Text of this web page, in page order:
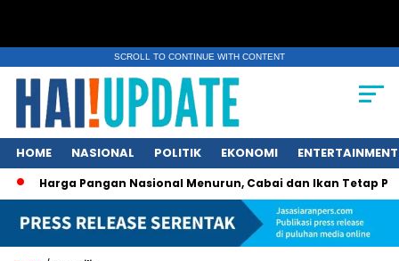
SCROLL TO CONTINUE WITH CONTENT
HOME NASIONAL POLITIK EKONOMI ENTERTAINMENT
Pangan Nasional Menurun, Cabai dan Ikan Tetap Picu